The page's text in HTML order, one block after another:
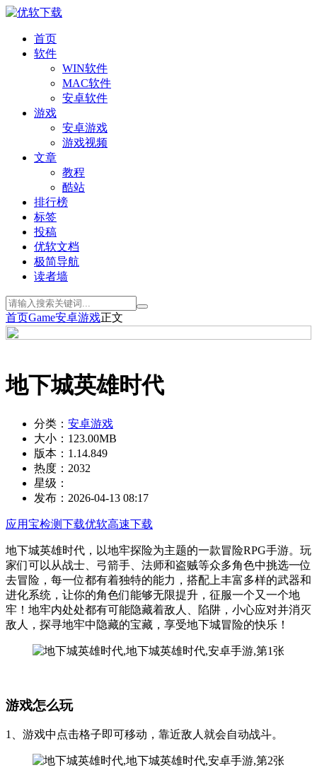
首页
软件
WIN软件
MAC软件
安卓软件
游戏
安卓游戏
游戏视频
文章
教程
酷站
排行榜
标签
投稿
优软文档
极简导航
读者墙
首页Game安卓游戏正文
地下城英雄时代
分类： 安卓游戏
大小： 123.00MB
版本： 1.14.849
热度： 2032
星级：
发布： 2026-04-13 08:17
应用宝检测下载优软高速下载
地下城英雄时代，以地牢探险为主题的一款冒险RPG手游。玩
家们可以从战士、弓箭手、法师和盗贼等众多角色中挑选一位
去冒险，每一位都有着独特的能力，搭配上丰富多样的武器和
进化系统，让你的角色们能够无限提升，征服一个又一个地
牢！地牢内处处都有可能隐藏着敌人、陷阱，小心应对并消灭
敌人，探寻地牢中隐藏的宝藏，享受地下城冒险的快乐！
游戏怎么玩
1、游戏中点击格子即可移动，靠近敌人就会自动战斗。